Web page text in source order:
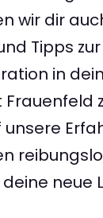
wir dir
Tipps
in
neue